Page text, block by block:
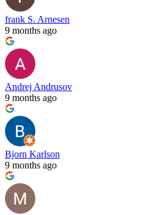
frank S. Arnesen
9 months ago
Andrej Andrusov
9 months ago
Bjorn Karlson
9 months ago